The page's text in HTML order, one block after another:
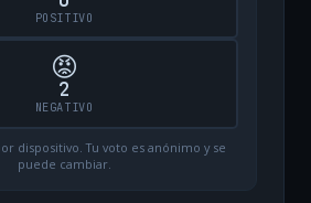
POSITIVO
😡
2
NEGATIVO
dispositivo. Tu voto es anónimo y se
puede cambiar.